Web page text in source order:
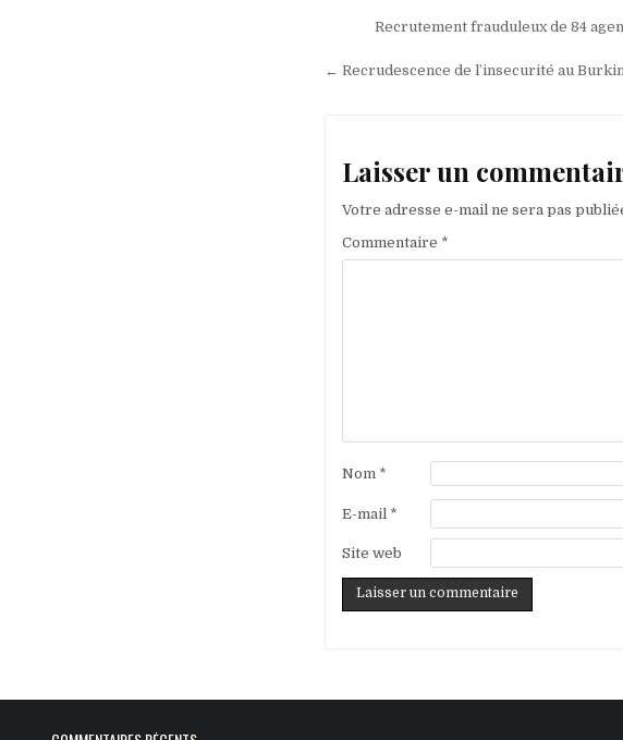
Navigation
de
Recrutement frauduleux de 84
← Recrudescence de l’insecurité au
Laisser un
Votre adresse e-mail ne sera pas
Commentaire *
Nom *
E-mail *
Site web